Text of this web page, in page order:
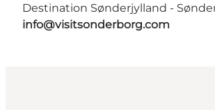
Destination Sønderjylland -
info@visitsonderborg.com